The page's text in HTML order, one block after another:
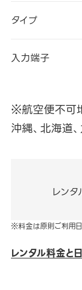
タイプ
入力端子
※航空便不可
沖縄、北海道
レン
※料金は原則ご利用日
レンタル料金と